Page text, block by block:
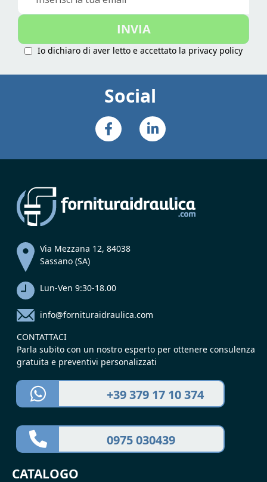
nostra
INVIA
Io dichiaro di aver letto e accettato la privacy policy
Social
Via Mezzana 12, 84038
Sassano (SA)
Lun-Ven 9:30-18.00
info@fornituraidraulica.com
CONTATTACI
Parla subito con un nostro esperto per ottenere consulenza
gratuita e preventivi personalizzati
+39 379 17 10 374
0975 030439
CATALOGO